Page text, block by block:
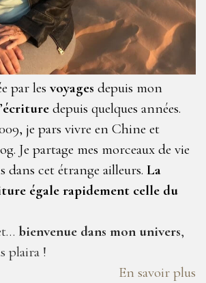
par les voyages depuis mon
écriture depuis quelques années.
je pars vivre en Chine et
Je partage mes morceaux de vie
cet étrange ailleurs. La
égale rapidement celle du
bienvenue dans mon univers,
plaira !
En savoir plus